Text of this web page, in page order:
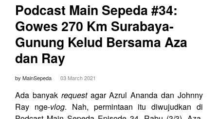
Podcast Main Sepeda #34:
Gowes 270 Km Surabaya-
Gunung Kelud Bersama Aza
dan Ray
by MainSepeda 03 March 2021
Ada banyak requestagar Azrul Ananda dan Johnny
Ray nge-vlog. Nah, permintaan itu diwujudkan di